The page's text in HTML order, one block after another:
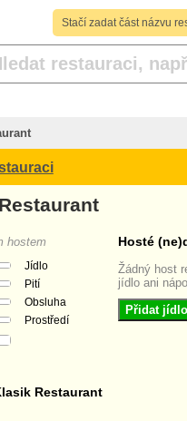
Stačí zadat část názvu
hostem
Jídlo
Pití
Obsluha
Prostředí
Hosté
Žádný host
jídlo ani
Přidat
Restaurant